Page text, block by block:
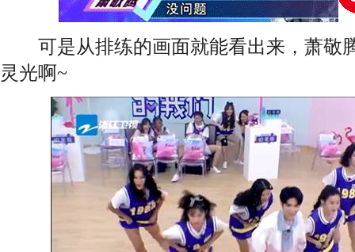
可是从排练的画面就能看出来，萧敬
灵光啊~